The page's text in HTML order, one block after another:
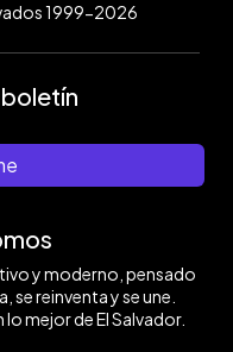
1999-2026
y moderno, pensado
se reinventa y se une.
mejor de El Salvador.